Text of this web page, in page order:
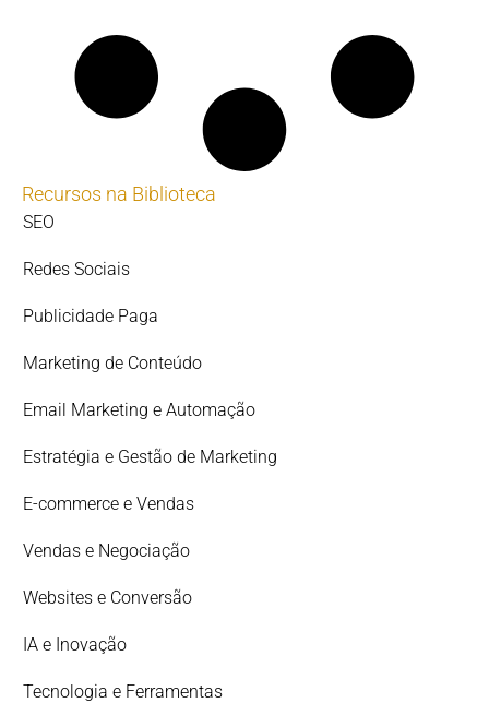
Recursos na Biblioteca
SEO
Redes Sociais
Publicidade Paga
Marketing de Conteúdo
Email Marketing e Automação
Estratégia e Gestão de Marketing
E-commerce e Vendas
Vendas e Negociação
Websites e Conversão
IA e Inovação
Tecnologia e Ferramentas